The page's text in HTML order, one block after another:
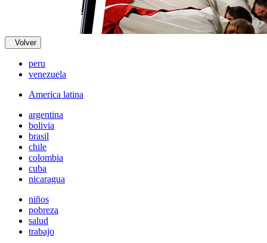
Volver
peru
venezuela
America latina
argentina
bolivia
brasil
chile
colombia
cuba
nicaragua
niños
pobreza
salud
trabajo